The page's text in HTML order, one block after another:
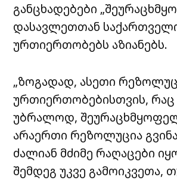
განცხადებები
დასავლეთთან
ურთიერთობებს აზიანებს.
„ზოგადად, ასეთი
ურთიერთობებისთვის, რაც
უბრალოდ,
არაერთი რეზოლუცია
ძალიან მძიმე რაღაცები
შემდეგ უკვე გამოიკვეთა,